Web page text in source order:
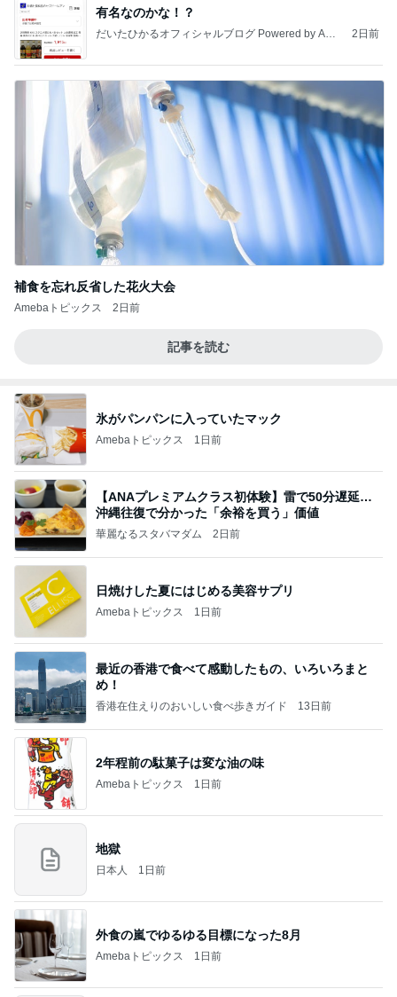
有名なのかな！？
だいたひかるオフィシャルブログ Powered by Ame
2日前
補食を忘れ反省した花火大会
Amebaトピックス 2日前
記事を読む
氷がパンパンに入っていたマック
Amebaトピックス 1日前
【ANAプレミアムクラス初体験】雷で50分遅延…
沖縄往復で分かった「余裕を買う」価値
華麗なるスタバマダム 2日前
日焼けした夏にはじめる美容サプリ
Amebaトピックス 1日前
最近の香港で食べて感動したもの、いろいろまと
め！
香港在住えりのおいしい食べ歩きガイド 13日前
2年程前の駄菓子は変な油の味
Amebaトピックス 1日前
地獄
日本人 1日前
外食の嵐でゆるゆる目標になった8月
Amebaトピックス 1日前